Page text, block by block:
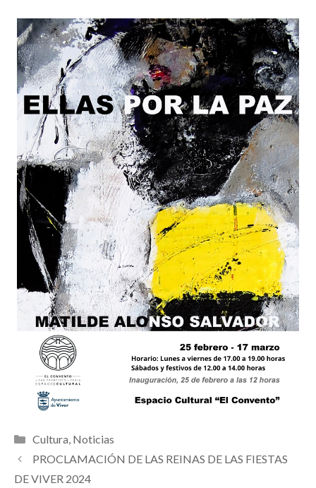
Categorías
Cultura, Noticias
PROCLAMACIÓN DE LAS REINAS DE LAS FIESTAS
DE VIVER 2024